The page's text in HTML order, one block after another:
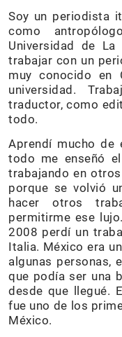
Soy un periodista
como
Universidad de La
trabajar con un
muy conocido en
universidad.
traductor, como
todo.
Aprendí mucho de
todo me enseñó
trabajando en
porque se volvió
hacer otros
permitirme ese
2008 perdí un
Italia. México era
algunas personas,
que podía ser una
desde que llegué.
fue uno de los
México.